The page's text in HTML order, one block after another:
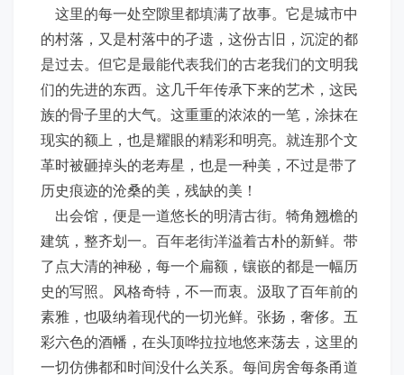
这里的每一处空隙里都填满了故事。它是城市中
的村落，又是村落中的孑遗，这份古旧，沉淀的都
是过去。但它是最能代表我们的古老我们的文明我
们的先进的东西。这几千年传承下来的艺术，这民
族的骨子里的大气。这重重的浓浓的一笔，涂抹在
现实的额上，也是耀眼的精彩和明亮。就连那个文
革时被砸掉头的老寿星，也是一种美，不过是带了
历史痕迹的沧桑的美，残缺的美！
出会馆，便是一道悠长的明清古街。犄角翘檐的
建筑，整齐划一。百年老街洋溢着古朴的新鲜。带
了点大清的神秘，每一个扁额，镶嵌的都是一幅历
史的写照。风格奇特，不一而衷。汲取了百年前的
素雅，也吸纳着现代的一切光鲜。张扬，奢侈。五
彩六色的酒幡，在头顶哗拉拉地悠来荡去，这里的
一切仿佛都和时间没什么关系。每间房舍每条甬道